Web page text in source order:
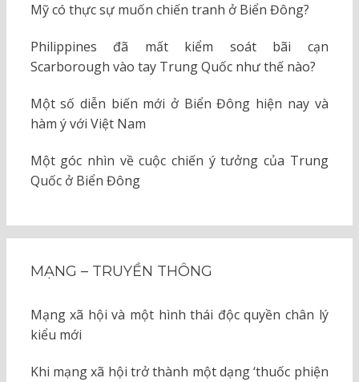
Mỹ có thực sự muốn chiến tranh ở Biển Đông?
Philippines đã mất kiểm soát bãi cạn
Scarborough vào tay Trung Quốc như thế nào?
Một số diễn biến mới ở Biển Đông hiện nay và
hàm ý với Việt Nam
Một góc nhìn về cuộc chiến ý tưởng của Trung
Quốc ở Biển Đông
MẠNG – TRUYỀN THÔNG
Mạng xã hội và một hình thái độc quyền chân lý
kiểu mới
Khi mạng xã hội trở thành một dạng ‘thuốc phiện